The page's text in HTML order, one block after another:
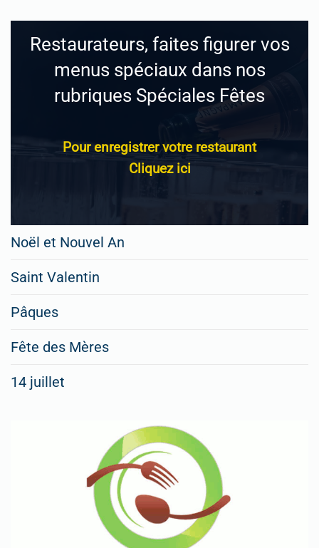
Restaurateurs, faites figurer vos
menus spéciaux dans nos
rubriques Spéciales Fêtes
Pour enregistrer votre restaurant
Cliquez ici
Noël et Nouvel An
Saint Valentin
Pâques
Fête des Mères
14 juillet